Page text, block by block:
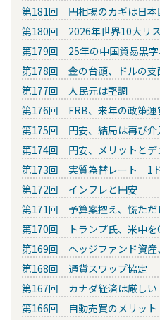
第181回 円相場のカギは日本
第180回 2026年世界10大リ
第179回 25年の中国貿易黒字
第178回 金の台頭、ドルの支
第177回 人民元は堅調
第176回 FRB、来年の政策運
第175回 円安、結局は再び介
第174回 円安、メリットとデ
第173回 実質為替レート 1
第172回 インフレと円安
第171回 予算案控え、慌ただ
第170回 トランプ氏、米中を
第169回 ヘッジファンド資産
第168回 通貨スワップ協定
第167回 カナダ経済は厳しい
第166回 自動売買のメリット